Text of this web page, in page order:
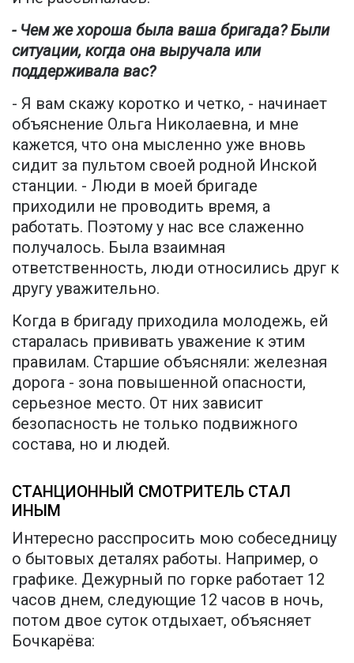
- Чем же хороша была ваша бригада? Были
ситуации, когда она выручала или
поддерживала вас?
- Я вам скажу коротко и четко, - начинает
объяснение Ольга Николаевна, и мне
кажется, что она мысленно уже вновь
сидит за пультом своей родной Инской
станции. - Люди в моей бригаде
приходили не проводить время, а
работать. Поэтому у нас все слаженно
получалось. Была взаимная
ответственность, люди относились друг к
другу уважительно.
Когда в бригаду приходила молодежь, ей
старалась прививать уважение к этим
правилам. Старшие объясняли: железная
дорога - зона повышенной опасности,
серьезное место. От них зависит
безопасность не только подвижного
состава, но и людей.
СТАНЦИОННЫЙ СМОТРИТЕЛЬ СТАЛ
ИНЫМ
Интересно расспросить мою собеседницу
о бытовых деталях работы. Например, о
графике. Дежурный по горке работает 12
часов днем, следующие 12 часов в ночь,
потом двое суток отдыхает, объясняет
Бочкарёва: